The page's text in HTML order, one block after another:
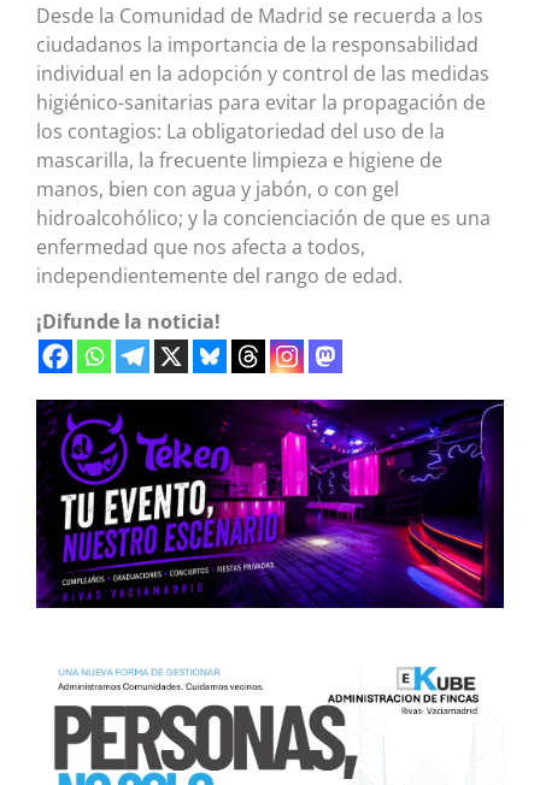
Desde la Comunidad de Madrid se recuerda a los
ciudadanos la importancia de la responsabilidad
individual en la adopción y control de las medidas
higiénico-sanitarias para evitar la propagación de
los contagios: La obligatoriedad del uso de la
mascarilla, la frecuente limpieza e higiene de
manos, bien con agua y jabón, o con gel
hidroalcohólico; y la concienciación de que es una
enfermedad que nos afecta a todos,
independientemente del rango de edad.
¡Difunde la noticia!